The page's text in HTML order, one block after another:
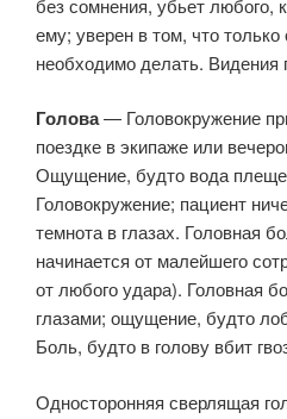
без сомнения, убьет любого,
ему; уверен в том, что только
необходимо делать. Видения
Голова— Головокружение
поездке в экипаже или
Ощущение, будто вода
Головокружение; пациент
темнота в глазах. Головная
начинается от малейшего
от любого удара). Головная
глазами; ощущение, будто
Боль, будто в голову вбит
Односторонняя сверлящая